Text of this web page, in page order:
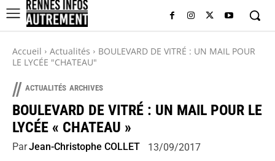
Accueil Actualités
BOULEVARD DE VITRÉ : UN MAIL POUR
LE LYCÉE "CHATEAU"
// ACTUALITÉS ARCHIVES
BOULEVARD DE VITRÉ : UN MAIL POUR LE
LYCÉE « CHATEAU »
ParJean-Christophe COLLET
13/09/2017